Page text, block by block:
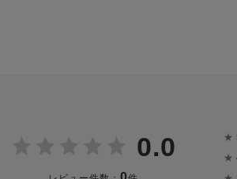
0.0 ★
★